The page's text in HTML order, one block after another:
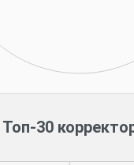
Топ-30